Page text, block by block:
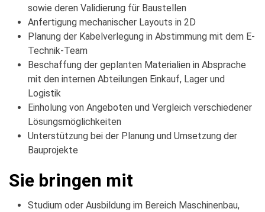
sowie deren Validierung für Baustellen
Anfertigung mechanischer Layouts in 2D
Planung der Kabelverlegung in Abstimmung mit dem E-
Technik-Team
Beschaffung der geplanten Materialien in Absprache
mit den internen Abteilungen Einkauf, Lager und
Logistik
Einholung von Angeboten und Vergleich verschiedener
Lösungsmöglichkeiten
Unterstützung bei der Planung und Umsetzung der
Bauprojekte
Sie bringen mit
Studium oder Ausbildung im Bereich Maschinenbau,